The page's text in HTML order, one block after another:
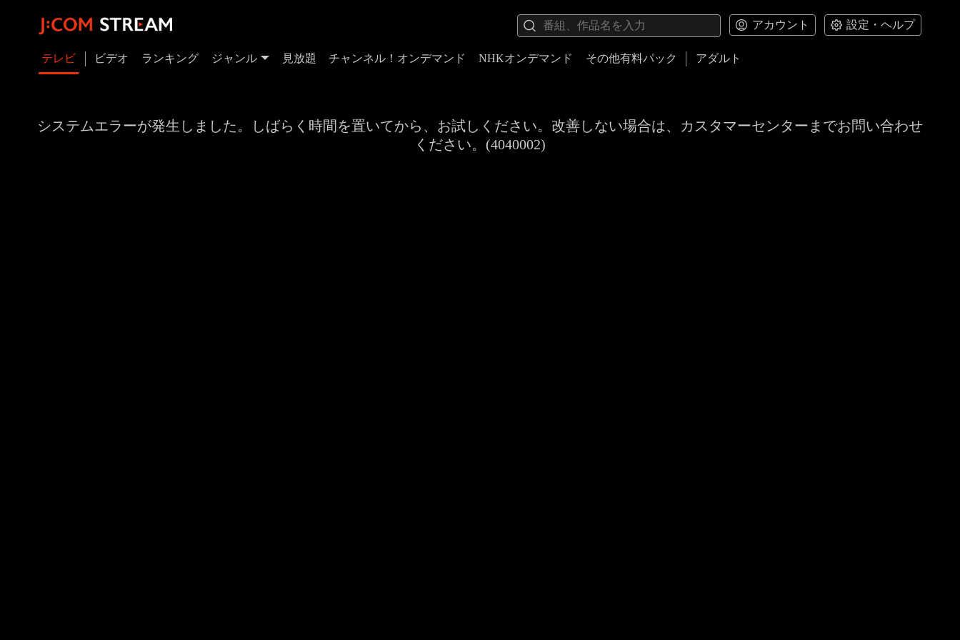
アカウント 設定・ヘルプ
テレビ ビデオ ランキング ジャンル 見放題 チャンネル！オンデマンド NHKオンデマンド その他有料パック アダルト
システムエラーが発生しました。しばらく時間を置いてから、お試しください。改善しない場合は、カスタマーセンターまでお問い合わせ
ください。(4040002)